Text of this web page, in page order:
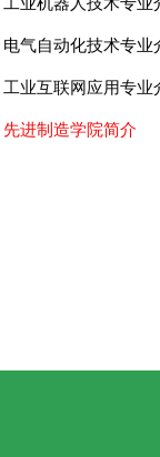
电气自动化技术专业
工业互联网应用专业
先进制造学院简介